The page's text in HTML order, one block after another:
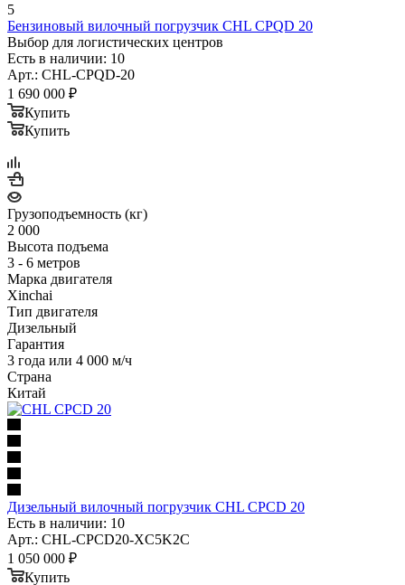
5
Бензиновый вилочный погрузчик CHL CPQD 20
Выбор для логистических центров
Есть в наличии: 10
Арт.: CHL-CPQD-20
1 690 000 ₽
Купить
Купить
Грузоподъемность (кг)
2 000
Высота подъема
3 - 6 метров
Марка двигателя
Xinchai
Тип двигателя
Дизельный
Гарантия
3 года или 4 000 м/ч
Страна
Китай
Дизельный вилочный погрузчик CHL CPCD 20
Есть в наличии: 10
Арт.: CHL-CPCD20-XC5K2C
1 050 000 ₽
Купить